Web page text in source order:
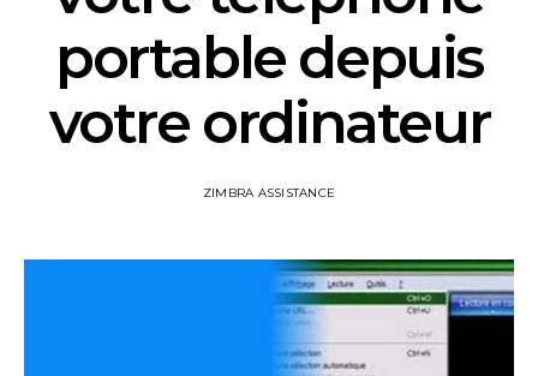
portable depuis
votre ordinateur
ZIMBRA ASSISTANCE